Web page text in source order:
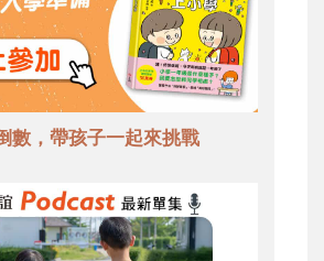
數，帶孩子一起來挑戰